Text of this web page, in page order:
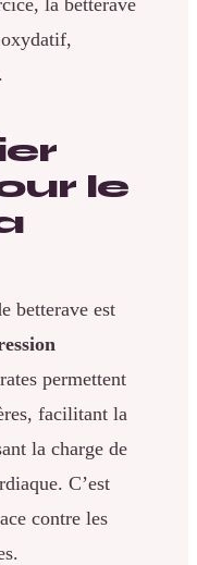
le
betterave est
permettent
facilitant la
la charge de
C’est
contre les